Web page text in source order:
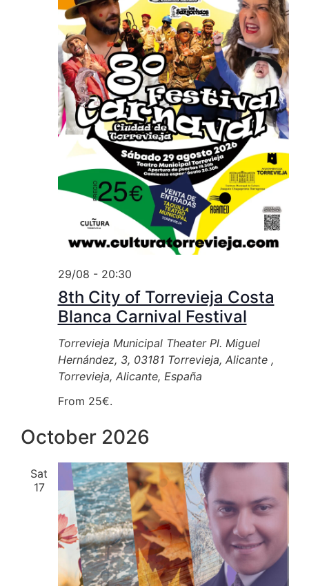
8th City of Torrevieja Costa
Blanca Carnival Festival
29/08 - 20:30
Torrevieja Municipal Theater Pl. Miguel
Hernández, 3, 03181 Torrevieja, Alicante ,
Torrevieja, Alicante, España
From 25€.
October 2026
Sat
17